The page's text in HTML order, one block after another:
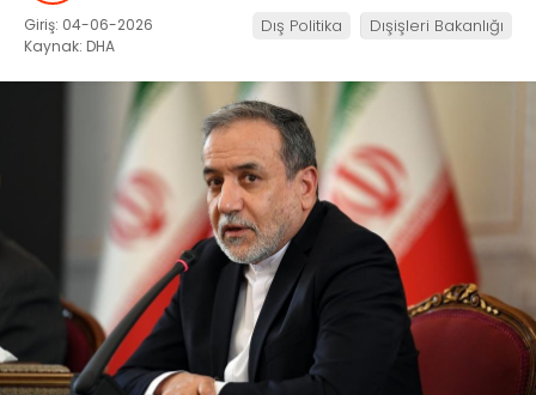
Giriş: 04-06-2026
Kaynak: DHA
Dış Politika Dışişleri Bakanlığı